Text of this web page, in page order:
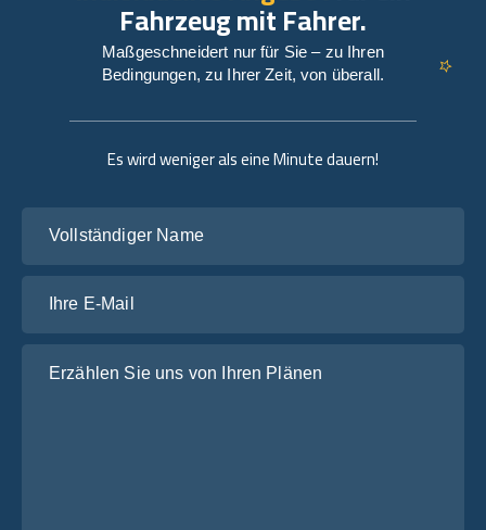
Es wird weniger als eine Minute dauern!
Fahrzeug mit Fahrer.
Maßgeschneidert nur für Sie – zu Ihren
Bedingungen, zu Ihrer Zeit, von überall.